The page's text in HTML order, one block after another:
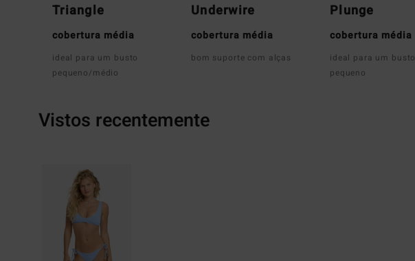
Triangle
cobertura média
ideal para um busto
pequeno/médio
Underwire
cobertura média
bom suporte com alças
Plunge
cobertura média
ideal para um busto
pequeno
Vistos recentemente